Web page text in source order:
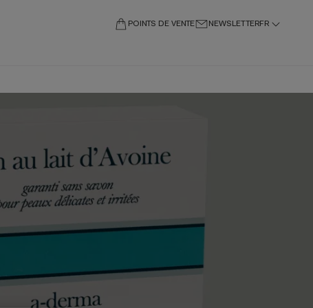
POINTS DE VENTE NEWSLETTERFR